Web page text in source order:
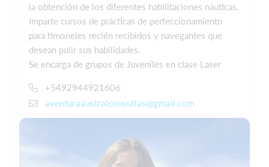
la obtención de los diferentes habilitaciones náuticas.
Imparte cursos de prácticas de perfeccionamiento
para timoneles recién recibidos y navegantes que
desean pulir sus habilidades.
Se encarga de grupos de Juveniles en clase Laser
+5492944921606
aventuraaustralconsultas@gmail.com